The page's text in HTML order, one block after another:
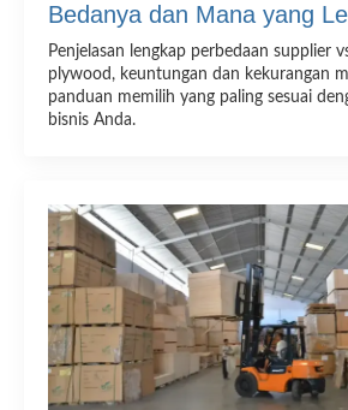
Bedanya dan Mana yang
Penjelasan lengkap perbedaan supplier
plywood, keuntungan dan kekurangan
panduan memilih yang paling sesuai
bisnis Anda.